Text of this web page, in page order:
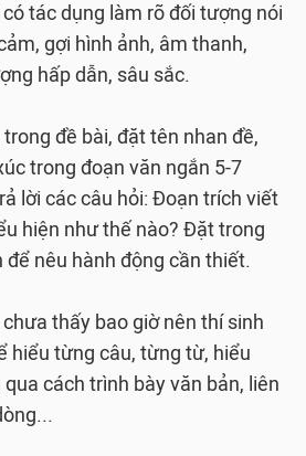
tác dụng làm rõ đối tượng nói
gợi hình ảnh, âm thanh,
hấp dẫn, sâu sắc.
đề bài, đặt tên nhan đề,
trong đoạn văn ngắn 5-7
lời các câu hỏi: Đoạn trích viết
hiện như thế nào? Đặt trong
nêu hành động cần thiết.
thấy bao giờ nên thí sinh
hiểu từng câu, từng từ, hiểu
cách trình bày văn bản, liên